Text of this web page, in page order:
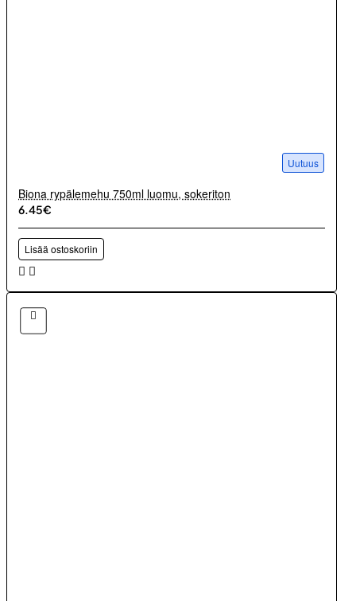
Uutuus
Biona rypälemehu 750ml luomu, sokeriton
6.45€
Lisää ostoskoriin